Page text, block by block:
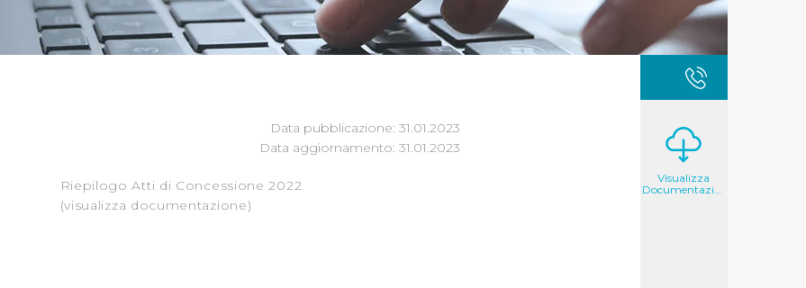
Data pubblicazione: 31.01.2023
Data aggiornamento: 31.01.2023
Riepilogo Atti di Concessione 2022
(visualizza documentazione)
Visualizza
Documentazione